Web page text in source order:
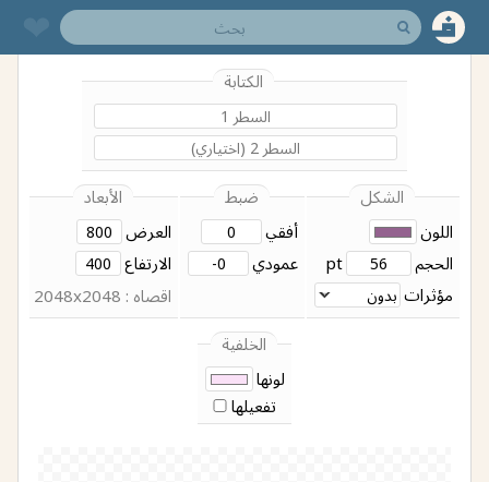
الكتابة
الشكل
اللون
الحجم
pt
مؤثرات
ضبط
أفقي
عمودي
الأبعاد
العرض
الارتفاع
اقصاه : 2048x2048
الخلفية
لونها
تفعيلها